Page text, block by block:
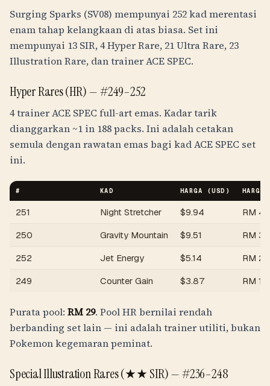
Surging Sparks (SV08) mempunyai 252 kad merentasi
enam tahap kelangkaan di atas biasa. Set ini
mempunyai 13 SIR, 4 Hyper Rare, 21 Ultra Rare, 23
Illustration Rare, dan trainer ACE SPEC.
Hyper Rares (HR) —#249–252
4 trainer ACE SPEC full-art emas. Kadar tarik
dianggarkan ~1 in 188 packs. Ini adalah cetakan
semula dengan rawatan emas bagi kad ACE SPEC set
ini.
# KAD HARGA (USD)
251 Night Stretcher $9.94 RM 41
250
Gravity Mountain $9.51 RM 39
252
Jet Energy $5.14 RM 21
249
Counter Gain $3.87 RM 16
Purata pool: RM 29. Pool HR bernilai rendah
berbanding set lain — ini adalah trainer utiliti, bukan
Pokemon kegemaran peminat.
Special Illustration Rares (★★ SIR) —#236–248